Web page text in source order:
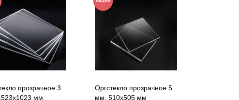
прозрачное 3
мм
Оргстекло прозрачное 5
мм, 510x505 мм